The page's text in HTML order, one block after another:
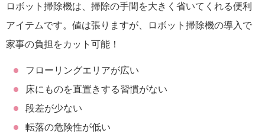
ロボット掃除機は、掃除の手間を大きく省いてくれる便利
アイテムです。値は張りますが、ロボット掃除機の導入で
家事の負担をカット可能！
フローリングエリアが広い
床にものを直置きする習慣がない
段差が少ない
転落の危険性が低い